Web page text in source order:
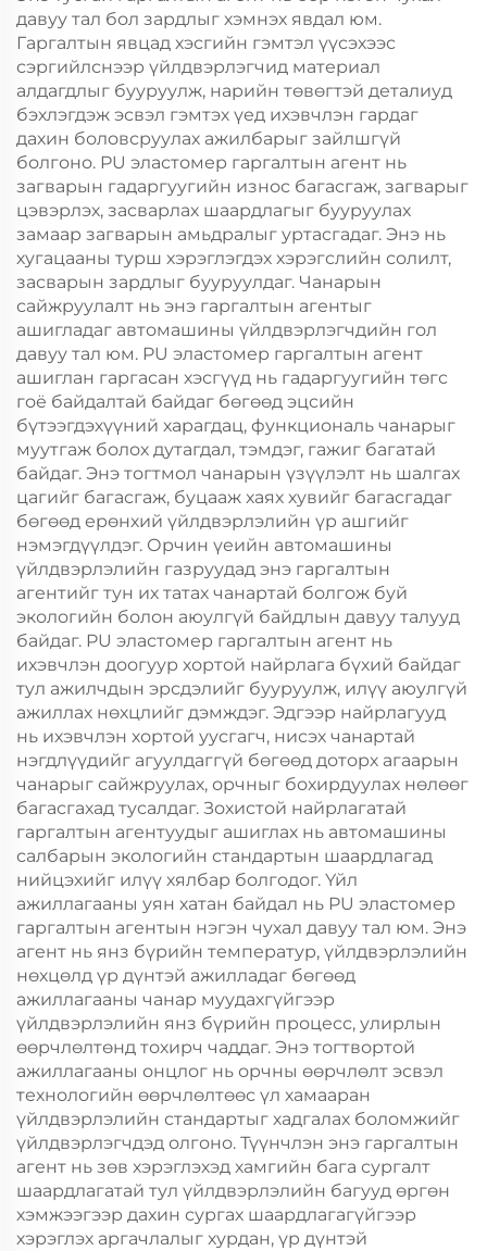
давуу тал бол зардлыг хэмнэх явдал юм.
Гаргалтын явцад хэсгийн гэмтэл үүсэхээс
сэргийлснээр үйлдвэрлэгчид материал
алдагдлыг бууруулж, нарийн төвөгтэй деталиуд
бэхлэгдэж эсвэл гэмтэх үед ихэвчлэн гардаг
дахин боловсруулах ажилбарыг зайлшгүй
болгоно. PU эластомер гаргалтын агент нь
загварын гадаргуугийн износ багасгаж, загварыг
цэвэрлэх, засварлах шаардлагыг бууруулах
замаар загварын амьдралыг уртасгадаг. Энэ нь
хугацааны турш хэрэглэгдэх хэрэгслийн солилт,
засварын зардлыг бууруулдаг. Чанарын
сайжруулалт нь энэ гаргалтын агентыг
ашигладаг автомашины үйлдвэрлэгчдийн гол
давуу тал юм. PU эластомер гаргалтын агент
ашиглан гаргасан хэсгүүд нь гадаргуугийн төгс
гоё байдалтай байдаг бөгөөд эцсийн
бүтээгдэхүүний харагдац, функциональ чанарыг
муутгаж болох дутагдал, тэмдэг, гажиг багатай
байдаг. Энэ тогтмол чанарын үзүүлэлт нь шалгах
цагийг багасгаж, буцааж хаях хувийг багасгадаг
бөгөөд ерөнхий үйлдвэрлэлийн үр ашгийг
нэмэгдүүлдэг. Орчин үеийн автомашины
үйлдвэрлэлийн газруудад энэ гаргалтын
агентийг тун их татах чанартай болгож буй
экологийн болон аюулгүй байдлын давуу талууд
байдаг. PU эластомер гаргалтын агент нь
ихэвчлэн доогуур хортой найрлага бүхий байдаг
тул ажилчдын эрсдэлийг бууруулж, илүү аюулгүй
ажиллах нөхцлийг дэмждэг. Эдгээр найрлагууд
нь ихэвчлэн хортой уусгагч, нисэх чанартай
нэгдлүүдийг агуулдаггүй бөгөөд доторх агаарын
чанарыг сайжруулах, орчныг бохирдуулах нөлөөг
багасгахад тусалдаг. Зохистой найрлагатай
гаргалтын агентуудыг ашиглах нь автомашины
салбарын экологийн стандартын шаардлагад
нийцэхийг илүү хялбар болгодог. Үйл
ажиллагааны уян хатан байдал нь PU эластомер
гаргалтын агентын нэгэн чухал давуу тал юм. Энэ
агент нь янз бүрийн температур, үйлдвэрлэлийн
нөхцөлд үр дүнтэй ажилладаг бөгөөд
ажиллагааны чанар муудахгүйгээр
үйлдвэрлэлийн янз бүрийн процесс, улирлын
өөрчлөлтөнд тохирч чаддаг. Энэ тогтвортой
ажиллагааны онцлог нь орчны өөрчлөлт эсвэл
технологийн өөрчлөлтөөс үл хамааран
үйлдвэрлэлийн стандартыг хадгалах боломжийг
үйлдвэрлэгчдэд олгоно. Түүнчлэн энэ гаргалтын
агент нь зөв хэрэглэхэд хамгийн бага сургалт
шаардлагатай тул үйлдвэрлэлийн багууд өргөн
хэмжээгээр дахин сургах шаардлагагүйгээр
хэрэглэх аргачлалыг хурдан, үр дүнтэй